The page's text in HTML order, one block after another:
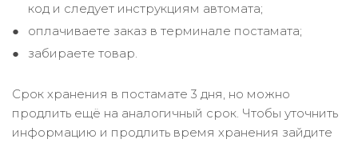
код и следует инструкциям автомата;
оплачиваете заказ в терминале постамата;
забираете товар.
Срок хранения в постамате 3 дня, но можно
продлить ещё на аналогичный срок. Чтобы уточнить
информацию и продлить время хранения зайдите